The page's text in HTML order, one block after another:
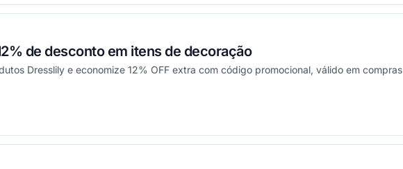
de desconto em itens de decoração
Dresslily e economize 12% OFF extra com código promocional, válido em compras